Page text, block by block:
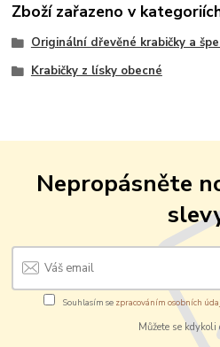
Zboží zařazeno v
Originální dřevěné krabičky a
Krabičky z lísky obecné
Nepropásněte
Souhlasím se zpracováním osobních
Můžete se